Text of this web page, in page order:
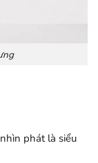
phát là siểu